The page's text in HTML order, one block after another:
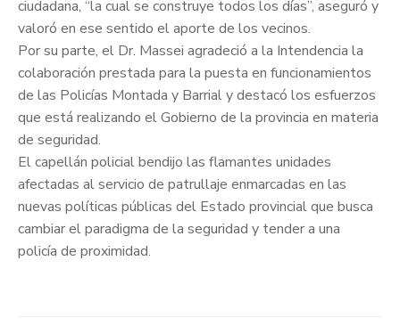
ciudadana, “la cual se construye todos los días”, aseguró y
valoró en ese sentido el aporte de los vecinos.
Por su parte, el Dr. Massei agradeció a la Intendencia la
colaboración prestada para la puesta en funcionamientos
de las Policías Montada y Barrial y destacó los esfuerzos
que está realizando el Gobierno de la provincia en materia
de seguridad.
El capellán policial bendijo las flamantes unidades
afectadas al servicio de patrullaje enmarcadas en las
nuevas políticas públicas del Estado provincial que busca
cambiar el paradigma de la seguridad y tender a una
policía de proximidad.